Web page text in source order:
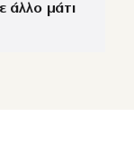
άλλο μάτι